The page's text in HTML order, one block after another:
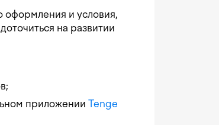
оформления и условия,
на развитии
приложении Tenge